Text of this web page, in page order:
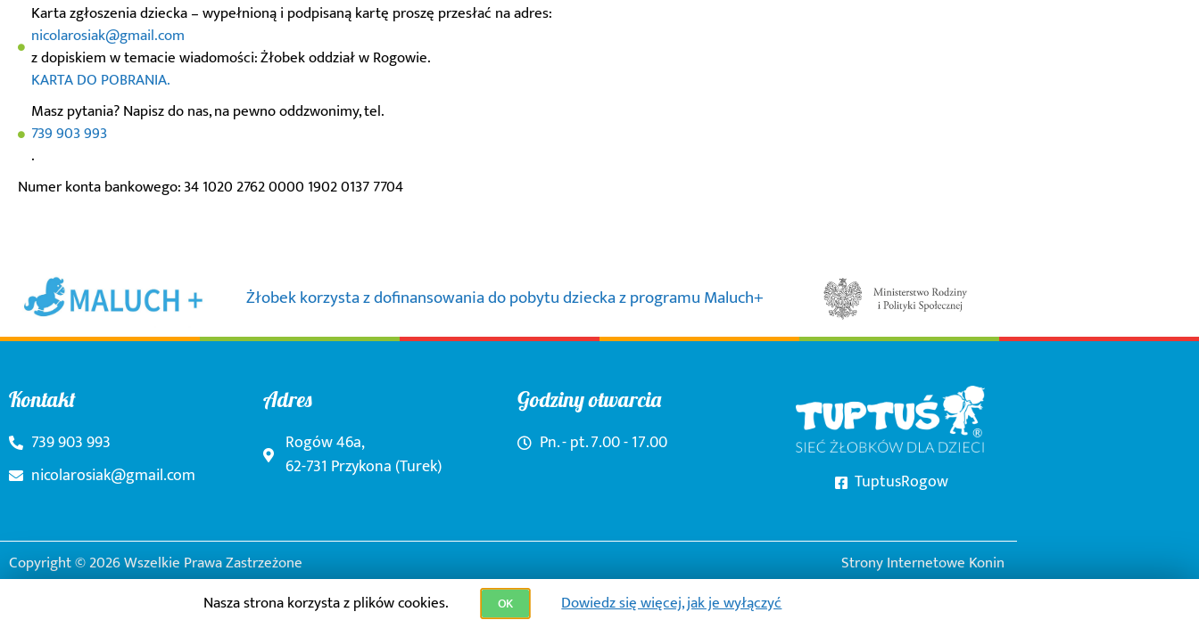
Karta zgłoszenia dziecka – wypełnioną i podpisaną kartę proszę przesłać na adres:
nicolarosiak@gmail.com
z dopiskiem w temacie wiadomości: Żłobek oddział w Rogowie.
KARTA DO POBRANIA.
Masz pytania? Napisz do nas, na pewno oddzwonimy, tel.
739 903 993
.
Numer konta bankowego: 34 1020 2762 0000 1902 0137 7704
Żłobek korzysta z dofinansowania do pobytu dziecka z programu Maluch+
Kontakt
739 903 993
nicolarosiak@gmail.com
Adres
Rogów 46a,
62-731 Przykona (Turek)
Godziny otwarcia
Pn. - pt. 7.00 - 17.00
TuptusRogow
Copyright © 2026 Wszelkie Prawa Zastrzeżone
Strony Internetowe Konin
Nasza strona korzysta z plików cookies.
OK Dowiedz się więcej, jak je wyłączyć